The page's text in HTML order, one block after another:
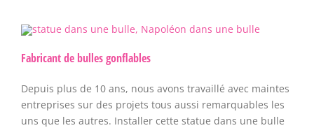
Fabricant de bulles gonflables
Depuis plus de 10 ans, nous avons travaillé avec maintes
entreprises sur des projets tous aussi remarquables les
uns que les autres. Installer cette statue dans une bulle